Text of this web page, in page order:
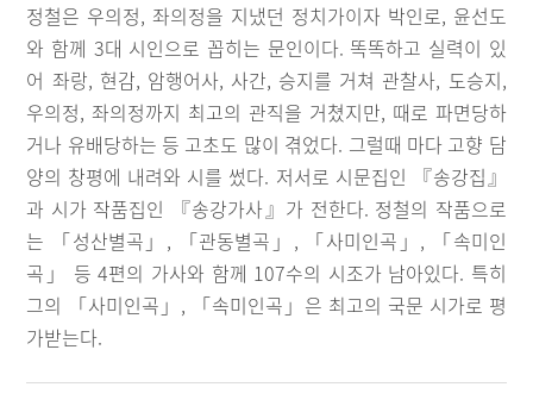
정철은 우의정, 좌의정을 지냈던 정치가이자 박인로, 윤선도
와 함께 3대 시인으로 꼽히는 문인이다. 똑똑하고 실력이 있
어 좌랑, 현감, 암행어사, 사간, 승지를 거쳐 관찰사, 도승지,
우의정, 좌의정까지 최고의 관직을 거쳤지만, 때로 파면당하
거나 유배당하는 등 고초도 많이 겪었다. 그럴때 마다 고향 담
양의 창평에 내려와 시를 썼다. 저서로 시문집인 『송강집』
과 시가 작품집인 『송강가사』가 전한다. 정철의 작품으로
는 「성산별곡」, 「관동별곡」, 「사미인곡」, 「속미인
곡」 등 4편의 가사와 함께 107수의 시조가 남아있다. 특히
그의 「사미인곡」, 「속미인곡」은 최고의 국문 시가로 평
가받는다.